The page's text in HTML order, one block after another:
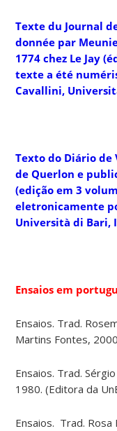
Texte du Journal
donnée par
1774 chez Le Jay
texte a été
Cavallini,
Texto do Diário
de Querlon e
(edição em 3
eletronicamente
Università di Bari,
Ensaios em
Ensaios. Trad.
Martins Fontes,
Ensaios. Trad.
1980. (Editora da
Ensaios. Trad. Rosa